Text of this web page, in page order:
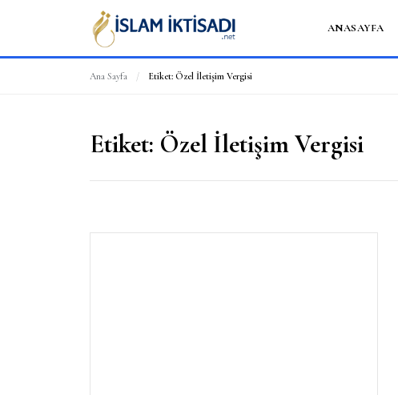
ANASAYFA
Ana Sayfa / Etiket: Özel İletişim Vergisi
Etiket: Özel İletişim Vergisi